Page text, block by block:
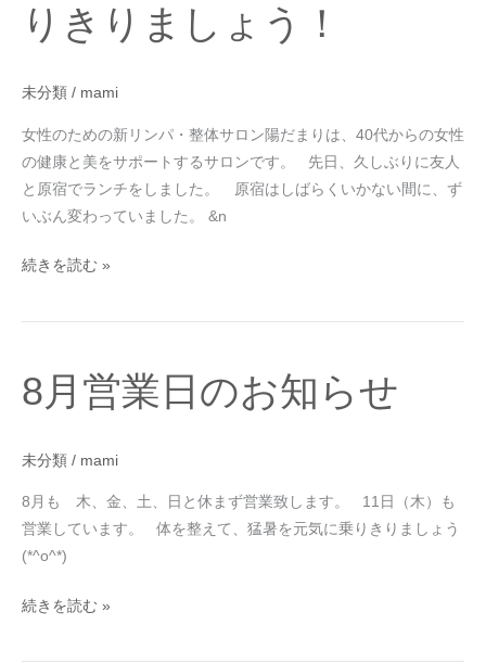
りきりましょう！
未分類 / mami
女性のための新リンパ・整体サロン陽だまりは、40代からの女性
の健康と美をサポートするサロンです。 先日、久しぶりに友人
と原宿でランチをしました。 原宿はしばらくいかない間に、ず
いぶん変わっていました。 &n
え
元
に
夏
を
の
き
ま
ょ
う！
続きを読む »
8月営業日のお知らせ
未分類 / mami
8月も 木、金、土、日と休まず営業致します。 11日（木）も
営業しています。 体を整えて、猛暑を元気に乗りきりましょう
(*^o^*)
月
日
の
お
知
せ
続きを読む »